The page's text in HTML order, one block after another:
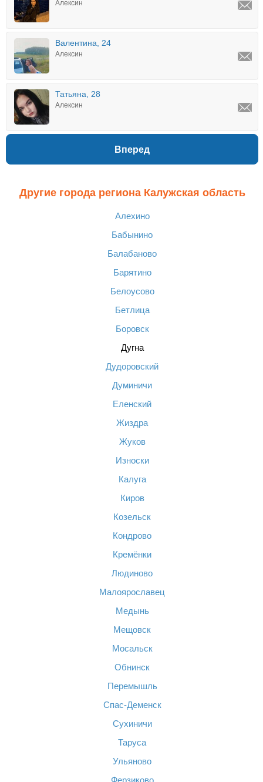
Алексин
Валентина, 24
Алексин
Татьяна, 28
Алексин
Вперед
Другие города региона Калужская область
Алехино
Бабынино
Балабаново
Барятино
Белоусово
Бетлица
Боровск
Дугна
Дудоровский
Думиничи
Еленский
Жиздра
Жуков
Износки
Калуга
Киров
Козельск
Кондрово
Кремёнки
Людиново
Малоярославец
Медынь
Мещовск
Мосальск
Обнинск
Перемышль
Спас-Деменск
Сухиничи
Таруса
Ульяново
Ферзиково